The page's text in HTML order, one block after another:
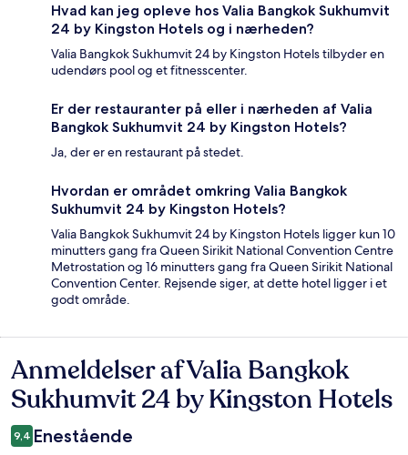
Hvad kan jeg opleve hos Valia Bangkok Sukhumvit
24 by Kingston Hotels og i nærheden?
Valia Bangkok Sukhumvit 24 by Kingston Hotels tilbyder en
udendørs pool og et fitnesscenter.
Er der restauranter på eller i nærheden af Valia
Bangkok Sukhumvit 24 by Kingston Hotels?
Ja, der er en restaurant på stedet.
Hvordan er området omkring Valia Bangkok
Sukhumvit 24 by Kingston Hotels?
Valia Bangkok Sukhumvit 24 by Kingston Hotels ligger kun 10
minutters gang fra Queen Sirikit National Convention Centre
Metrostation og 16 minutters gang fra Queen Sirikit National
Convention Center. Rejsende siger, at dette hotel ligger i et
godt område.
Anmeldelser
Anmeldelser af Valia Bangkok
Sukhumvit 24 by Kingston Hotels
9,4 Enestående